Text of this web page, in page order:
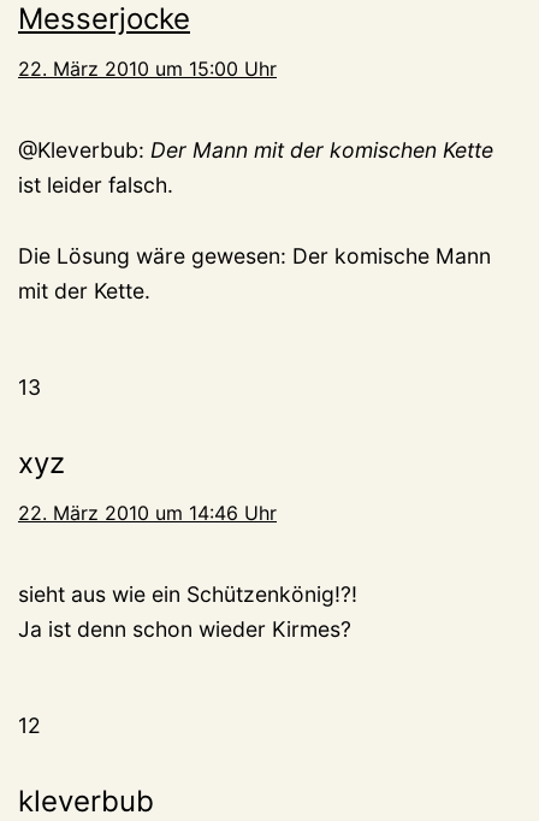
Messerjocke
22. März 2010 um 15:00 Uhr
@Kleverbub: Der Mann mit der komischen Kette
ist leider falsch.
Die Lösung wäre gewesen: Der komische Mann
mit der Kette.
13
xyz
22. März 2010 um 14:46 Uhr
sieht aus wie ein Schützenkönig!?!
Ja ist denn schon wieder Kirmes?
12
kleverbub